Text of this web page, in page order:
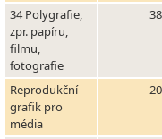
34 Polygrafie,
zpr. papíru,
filmu,
fotografie
Reprodukční
grafik pro
média